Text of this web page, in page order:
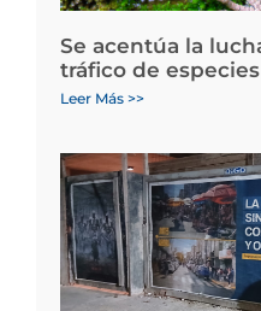
Se acentúa la
tráfico de especies
Leer Más >>